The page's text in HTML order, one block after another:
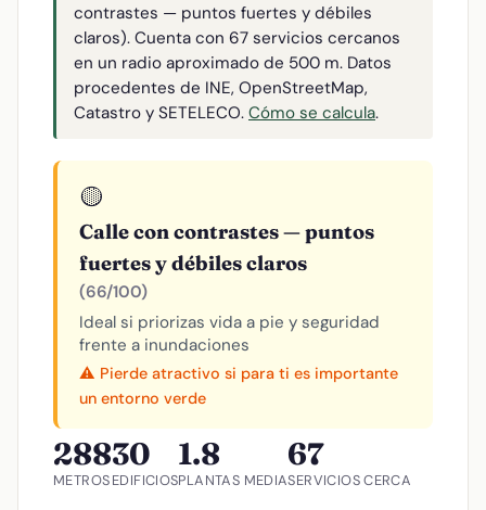
contrastes — puntos fuertes y débiles
claros). Cuenta con 67 servicios cercanos
en un radio aproximado de 500 m. Datos
procedentes de INE, OpenStreetMap,
Catastro y SETELECO. Cómo se calcula.
🟡
Calle con contrastes — puntos
fuertes y débiles claros
(66/100)
Ideal si priorizas vida a pie y seguridad
frente a inundaciones
⚠️ Pierde atractivo si para ti es importante
un entorno verde
288
METROS
30
EDIFICIOS
1.8
PLANTAS MEDIA
67
SERVICIOS CERCA